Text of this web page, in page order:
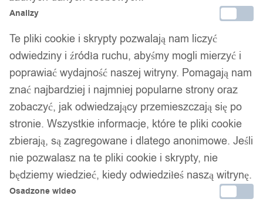
Analizy
Te pliki cookie i skrypty pozwalają nam liczyć
odwiedziny i źródła ruchu, abyśmy mogli mierzyć i
poprawiać wydajność naszej witryny. Pomagają nam
znać najbardziej i najmniej popularne strony oraz
zobaczyć, jak odwiedzający przemieszczają się po
stronie. Wszystkie informacje, które te pliki cookie
zbierają, są zagregowane i dlatego anonimowe. Jeśli
nie pozwalasz na te pliki cookie i skrypty, nie
będziemy wiedzieć, kiedy odwiedziłeś naszą witrynę.
Osadzone wideo